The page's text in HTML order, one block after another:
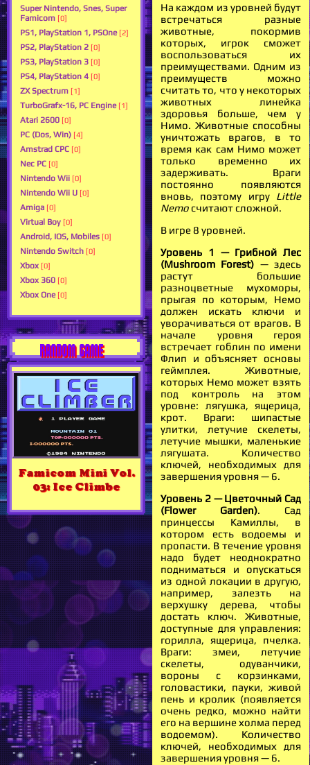
Super Nintendo, Snes, Super
Famicom [0]
PS1, PlayStation 1, PSOne [2]
PS2, PlayStation 2 [0]
PS3, PlayStation 3 [0]
PS4, PlayStation 4 [0]
ZX Spectrum [1]
TurboGrafx-16, PC Engine [1]
Atari 2600 [0]
PC (Dos, Win) [4]
Amstrad CPC [0]
Nec PC [0]
Nintendo Wii [0]
Nintendo Wii U [0]
Amiga [0]
Virtual Boy [0]
Android, IOS, Mobiles [0]
Nintendo Switch [0]
Xbox [0]
Xbox 360 [0]
Xbox One [0]
RANDOM GAME
Famicom Mini Vol.
03: Ice Climbe
На каждом из уровней будут
встречаться разные
животные, покормив
которых, игрок сможет
воспользоваться их
преимуществами. Одним из
преимуществ можно
считать то, что у некоторых
животных линейка
здоровья больше, чем у
Нимо. Животные способны
уничтожать врагов, в то
время как сам Нимо может
только временно их
задерживать. Враги
постоянно появляются
вновь, поэтому игру Little
Nemoсчитают сложной.
В игре 8 уровней.
Уровень 1 — Грибной Лес
(Mushroom Forest) — здесь
растут большие
разноцветные мухоморы,
прыгая по которым, Немо
должен искать ключи и
уворачиваться от врагов. В
начале уровня героя
встречает гоблин по имени
Флип и объясняет основы
геймплея. Животные,
которых Немо может взять
под контроль на этом
уровне: лягушка, ящерица,
крот. Враги: шипастые
улитки, летучие скелеты,
летучие мышки, маленькие
лягушата. Количество
ключей, необходимых для
завершения уровня — 6.
Уровень 2 — Цветочный Сад
(Flower Garden). Сад
принцессы Камиллы, в
котором есть водоемы и
пропасти. В течение уровня
надо будет неоднократно
подниматься и опускаться
из одной локации в другую,
например, залезть на
верхушку дерева, чтобы
достать ключ. Животные,
доступные для управления:
горилла, ящерица, пчелка.
Враги: змеи, летучие
скелеты, одуванчики,
вороны с корзинками,
головастики, пауки, живой
пень и кролик (появляется
очень редко, можно найти
его на вершине холма перед
водоемом). Количество
ключей, необходимых для
завершения уровня — 6.